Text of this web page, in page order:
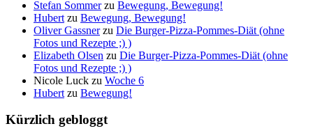
Stefan Sommerzu Bewegung, Bewegung!
Hubert zu Bewegung, Bewegung!
Oliver Gassnerzu Die Burger-Pizza-Pommes-Diät (ohne
Fotos und Rezepte ;) )
Elizabeth Olsen zu Die Burger-Pizza-Pommes-Diät (ohne
Fotos und Rezepte ;) )
Nicole Luck zu Woche 6
Hubert zu Bewegung!
Kürzlich gebloggt